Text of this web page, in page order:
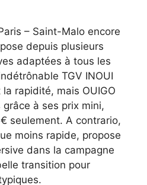
– Saint-Malo encore
depuis plusieurs
adaptées à tous les
TGV INOUI
rapidité, mais OUIGO
à ses prix mini,
seulement. A contrario,
moins rapide, propose
dans la campagne
transition pour